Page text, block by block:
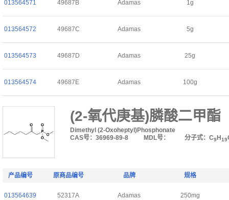
013564571 49687B Adamas 1g
013564572 49687C Adamas 5g
013564573 49687D Adamas 25g
013564574 49687E Adamas 100g
(2-氧代庚基)膦酸二甲酯
Dimethyl (2-Oxoheptyl)Phosphonate
CAS号：36969-89-8
MDL号： 分子式：C9 H 19
产品编号 原商品编号 品牌 规格
013564639 52317A Adamas 250mg